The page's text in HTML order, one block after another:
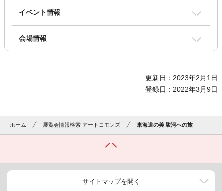
イベント情報
会場情報
更新日：2023年2月1日
登録日：2022年3月9日
ホーム 展覧会情報検索 アートコモンズ 東海道の美 駿河への旅
サイトマップを開く